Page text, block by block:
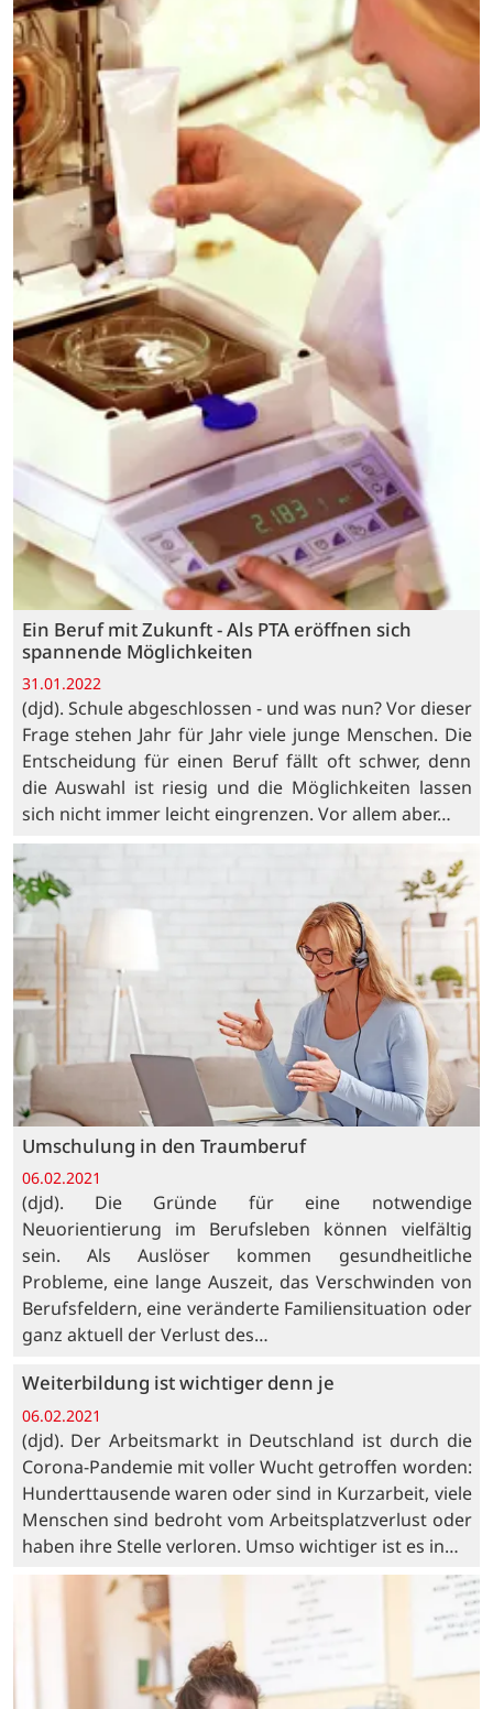
Ein Beruf mit Zukunft - Als PTA eröffnen sich
spannende Möglichkeiten
31.01.2022
(djd). Schule abgeschlossen - und was nun? Vor dieser
Frage stehen Jahr für Jahr viele junge Menschen. Die
Entscheidung für einen Beruf fällt oft schwer, denn
die Auswahl ist riesig und die Möglichkeiten lassen
sich nicht immer leicht eingrenzen. Vor allem aber…
Umschulung in den Traumberuf
06.02.2021
(djd). Die Gründe für eine notwendige
Neuorientierung im Berufsleben können vielfältig
sein. Als Auslöser kommen gesundheitliche
Probleme, eine lange Auszeit, das Verschwinden von
Berufsfeldern, eine veränderte Familiensituation oder
ganz aktuell der Verlust des…
Weiterbildung ist wichtiger denn je
06.02.2021
(djd). Der Arbeitsmarkt in Deutschland ist durch die
Corona-Pandemie mit voller Wucht getroffen worden:
Hunderttausende waren oder sind in Kurzarbeit, viele
Menschen sind bedroht vom Arbeitsplatzverlust oder
haben ihre Stelle verloren. Umso wichtiger ist es in…